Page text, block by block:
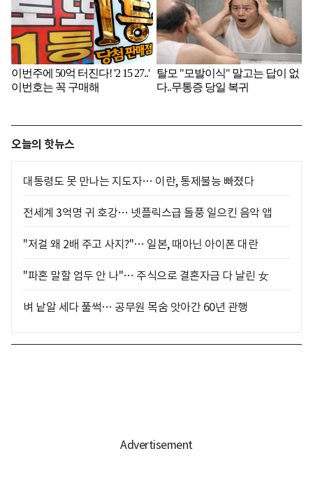
오늘의 핫뉴스
대통령도 못 만나는 지도자… 이란, 통제불능 빠졌다
전세계 3억명 귀 호강… 넷플릭스급 돌풍 일으킨 음악 앱
"저걸 왜 2배 주고 사지?"… 일본, 때아닌 아이폰 대란
"파혼 말할 엄두 안 나"… 주식으로 결혼자금 다 날린 女
벼 낱알 세다 풀썩… 공무원 목숨 앗아간 60년 관행